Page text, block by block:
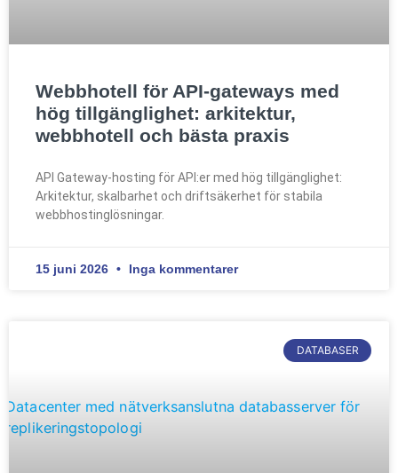
Webbhotell för API-gateways med
hög tillgänglighet: arkitektur,
webbhotell och bästa praxis
API Gateway-hosting för API:er med hög tillgänglighet:
Arkitektur, skalbarhet och driftsäkerhet för stabila
webbhostinglösningar.
15 juni 2026 Inga kommentarer
DATABASER